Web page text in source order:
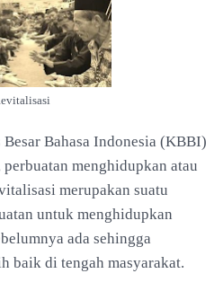
Bahasa Indonesia (KBBI)
menghidupkan atau
merupakan suatu
untuk menghidupkan
ada sehingga
baik di tengah masyarakat.